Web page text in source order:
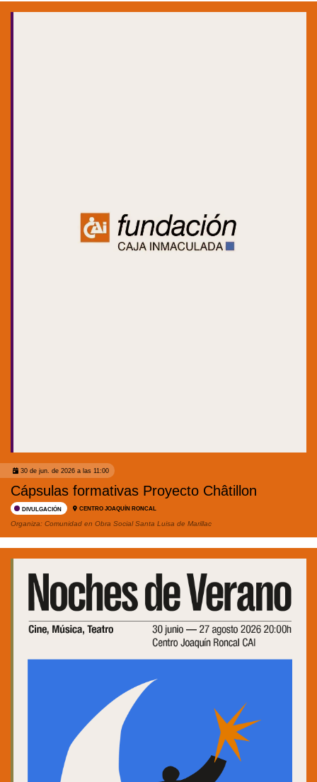
30 de jun. de 2026 a las 11:00
Cápsulas formativas Proyecto Châtillon
DIVULGACIÓN CENTRO JOAQUÍN RONCAL
Organiza: Comunidad en Obra Social Santa Luisa de Marillac